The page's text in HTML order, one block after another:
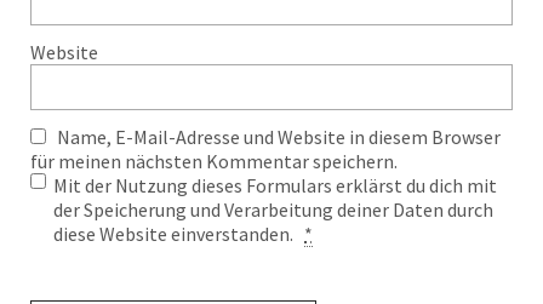
Website
Name, E-Mail-Adresse und Website in diesem Browser
für meinen nächsten Kommentar speichern.
Mit der Nutzung dieses Formulars erklärst du dich mit
der Speicherung und Verarbeitung deiner Daten durch
diese Website einverstanden. *